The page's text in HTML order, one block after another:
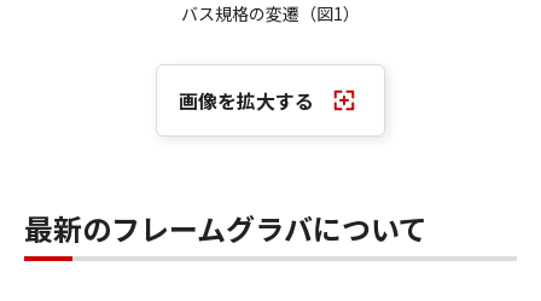
バス規格の変遷（図1）
画像を拡大する
最新のフレームグラバについて